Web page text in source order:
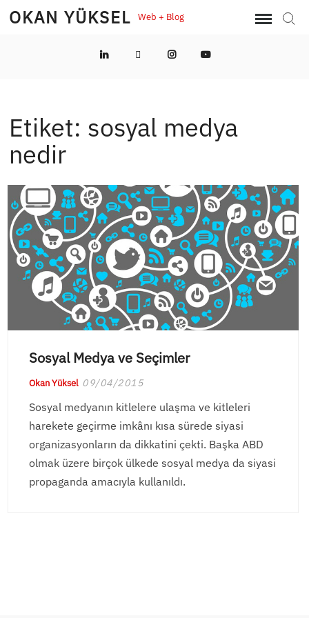
SkipOKAN YÜKSEL Web + Blog
LinkedInTwitterInstagramYouTube
Etiket: sosyal medya
nedir
Sosyal Medya ve Seçimler
Okan Yüksel 09/04/2015
Sosyal medyanın kitlelere ulaşma ve kitleleri
harekete geçirme imkânı kısa sürede siyasi
organizasyonların da dikkatini çekti. Başka ABD
olmak üzere birçok ülkede sosyal medya da siyasi
propaganda amacıyla kullanıldı.